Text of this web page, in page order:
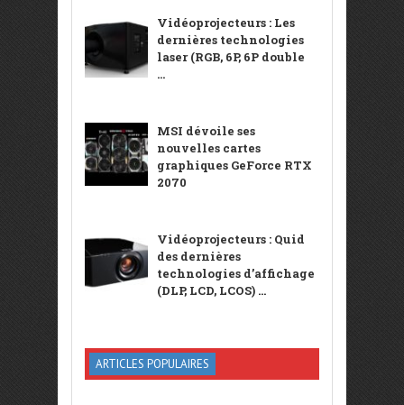
Vidéoprojecteurs : Les
dernières technologies
laser (RGB, 6P, 6P double
...
MSI dévoile ses
nouvelles cartes
graphiques GeForce RTX
2070
Vidéoprojecteurs : Quid
des dernières
technologies d’affichage
(DLP, LCD, LCOS) ...
ARTICLES POPULAIRES